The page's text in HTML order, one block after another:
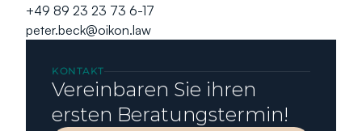
+49 89 23 23 73 6-17
peter.beck@oikon.law
KONTAKT
Vereinbaren Sie ihren
ersten Beratungstermin!